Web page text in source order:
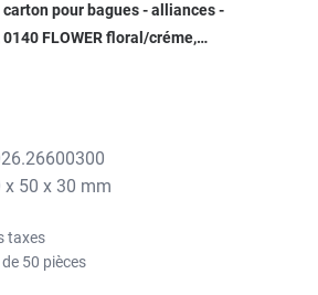
pour bagues - alliances -
FLOWER floral/créme,
x 50 x 30 mm
taxes
50 pièces